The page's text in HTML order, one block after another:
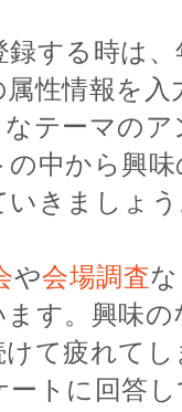
する時は
性情報を入
テーマの
の中から興
いきましょ
や会場調査
す。興味
て疲れて
トに回答